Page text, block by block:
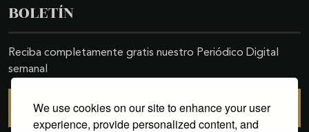
We use cookies on our site to enhance your user
experience, provide personalized content, and
BOLETÍN
Reciba completamente gratis nuestro Periódico Digital
semanal
SUSCRIBIRSE